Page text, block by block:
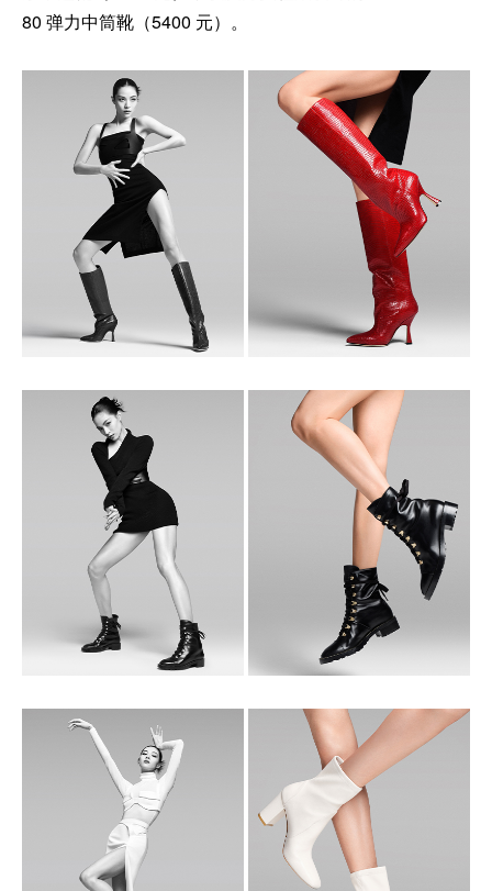
80 弹力中筒靴（5400 元）。